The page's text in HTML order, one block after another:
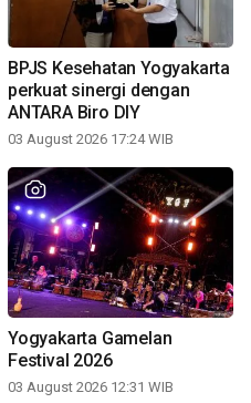
BPJS Kesehatan Yogyakarta
perkuat sinergi dengan
ANTARA Biro DIY
03 August 2026 17:24 WIB
Yogyakarta Gamelan
Festival 2026
03 August 2026 12:31 WIB